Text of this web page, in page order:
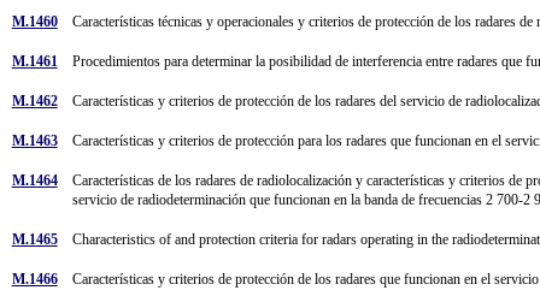
M.1460 Características técnicas y operacionales y criterios de protección de los radares
M.1461 Procedimientos para determinar la posibilidad de interferencia entre radares
M.1462 Características y criterios de protección de los radares del servicio de
M.1463 Características y criterios de protección para los radares que funcionan en el
M.1464
Características de los radares de radiolocalización y características y criterios de
servicio de radiodeterminación que funcionan en la banda de frecuencias 2 700-
M.1465 Characteristics of and protection criteria for radars operating in the
M.1466 Características y criterios de protección de los radares que funcionan en el